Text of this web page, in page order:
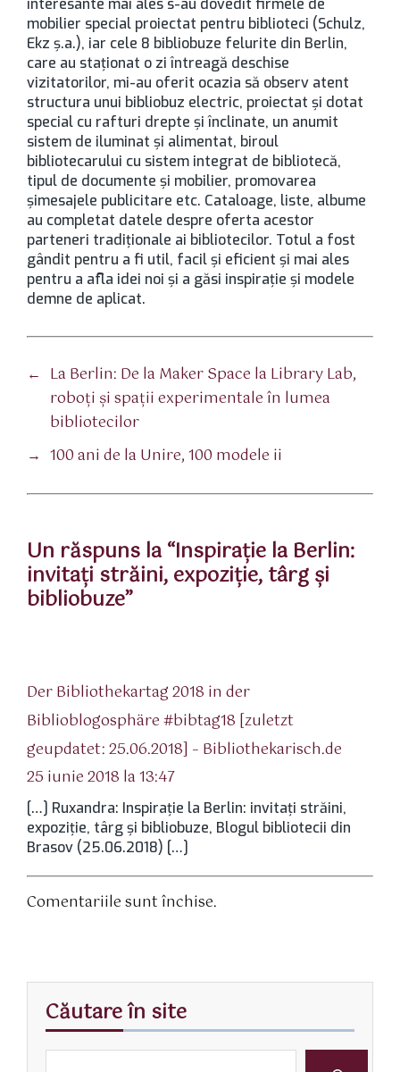
interesante mai ales s-au dovedit firmele de
mobilier special proiectat pentru biblioteci (Schulz,
Ekz ş.a.), iar cele 8 bibliobuze felurite din Berlin,
care au staţionat o zi întreagă deschise
vizitatorilor, mi-au oferit ocazia să observ atent
structura unui bibliobuz electric, proiectat şi dotat
special cu rafturi drepte şi înclinate, un anumit
sistem de iluminat şi alimentat, biroul
bibliotecarului cu sistem integrat de bibliotecă,
tipul de documente şi mobilier, promovarea
şimesajele publicitare etc. Cataloage, liste, albume
au completat datele despre oferta acestor
parteneri tradiţionale ai bibliotecilor. Totul a fost
gândit pentru a fi util, facil şi eficient şi mai ales
pentru a afla idei noi şi a găsi inspiraţie şi modele
demne de aplicat.
← La Berlin: De la Maker Space la Library Lab,
roboţi şi spaţii experimentale în lumea
bibliotecilor
→ 100 ani de la Unire, 100 modele ii
Un răspuns la “Inspiraţie la Berlin:
invitaţi străini, expoziţie, târg şi
bibliobuze”
Der Bibliothekartag 2018 in der
Biblioblogosphäre #bibtag18 [zuletzt
geupdatet: 25.06.2018] – Bibliothekarisch.de
25 iunie 2018 la 13:47
[…] Ruxandra: Inspiraţie la Berlin: invitaţi străini,
expoziţie, târg şi bibliobuze, Blogul bibliotecii din
Brasov (25.06.2018) […]
Comentariile sunt închise.
Căutare în site